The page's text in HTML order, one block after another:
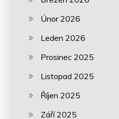
Únor 2026
Leden 2026
Prosinec 2025
Listopad 2025
Říjen 2025
Září 2025